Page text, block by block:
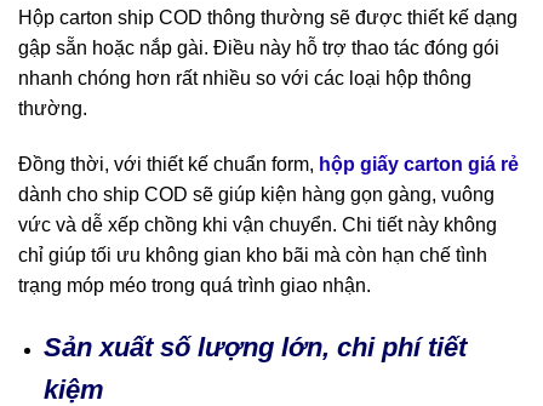
Hộp carton ship COD thông thường sẽ được thiết kế dạng
gập sẵn hoặc nắp gài. Điều này hỗ trợ thao tác đóng gói
nhanh chóng hơn rất nhiều so với các loại hộp thông
thường.
Đồng thời, với thiết kế chuẩn form, hộp giấy carton giá rẻ
dành cho ship COD sẽ giúp kiện hàng gọn gàng, vuông
vức và dễ xếp chồng khi vận chuyển. Chi tiết này không
chỉ giúp tối ưu không gian kho bãi mà còn hạn chế tình
trạng móp méo trong quá trình giao nhận.
Sản xuất số lượng lớn, chi phí tiết
kiệm